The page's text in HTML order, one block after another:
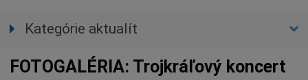
Kategórie aktualít
Spravodajstvo
FOTOGALÉRIA: Trojkráľový koncert